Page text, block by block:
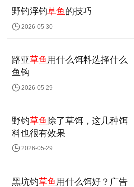
野钓浮钓草鱼 的技巧
2026-05-30
路亚草鱼 用什么饵料选择什么
鱼钩
2026-05-29
野钓草鱼 除了草饵，这几种饵
料也很有效果
2026-05-29
黑坑钓草鱼 用什么饵好？广告